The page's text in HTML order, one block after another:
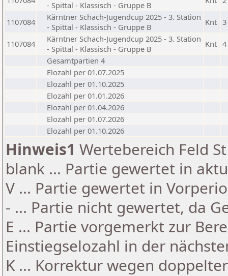
- Spittal - Klassisch - Gruppe B
1107084
Kärntner Schach-Jugendcup 2025 - 3. Station
- Spittal - Klassisch - Gruppe B
Knt 3
1107084
Kärntner Schach-Jugendcup 2025 - 3. Station
- Spittal - Klassisch - Gruppe B
Knt 4
Gesamtpartien 4
Elozahl per 01.07.2025
Elozahl per 01.10.2025
Elozahl per 01.01.2026
Elozahl per 01.04.2026
Elozahl per 01.07.2026
Elozahl per 01.10.2026
Hinweis1 Wertebereich Feld
blank ... Partie gewertet in
V ... Partie gewertet in
- ... Partie nicht gewertet, da
E ... Partie vorgemerkt zur
Einstiegselozahl in der
K ... Korrektur wegen